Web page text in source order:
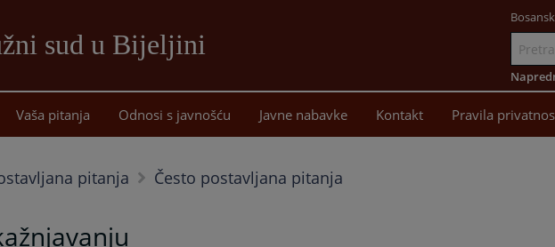
sud u Bijeljini
sadržaj
Vaša pitanja Odnosi s javnošću Javne nabavke Kontakt Pravila
pitanja Često postavljana pitanja